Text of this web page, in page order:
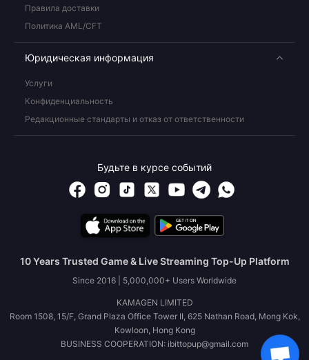
Правила доставки
Политика AML/CFT
Юридическая информация
Услуги
Конфиденциальность
Редакционные стандарты и отказ от ответственности
Будьте в курсе событий
10 Years Trusted Game & Live Streaming Top-Up Platform
Since 2016 | 5,000,000+ Users Worldwide
KAMAGEN LIMITED
Room 1508, 15/F, Grand Plaza Office Tower II, 625 Nathan Road, Mong Kok,
Kowloon, Hong Kong
BUSINESS COOPERATION: ibittopup@gmail.com